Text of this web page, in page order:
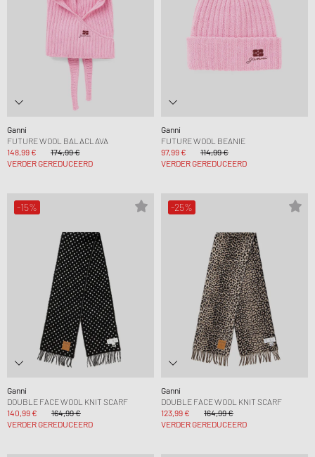
Ganni
FUTURE WOOL BALACLAVA
148,99 €
174,99 €
VERDER GEREDUCEERD
Ganni
FUTURE WOOL BEANIE
97,99 €
114,99 €
VERDER GEREDUCEERD
-15%
Ganni
DOUBLE FACE WOOL KNIT SCARF
140,99 €
164,99 €
VERDER GEREDUCEERD
-25%
Ganni
DOUBLE FACE WOOL KNIT SCARF
123,99 €
164,99 €
VERDER GEREDUCEERD